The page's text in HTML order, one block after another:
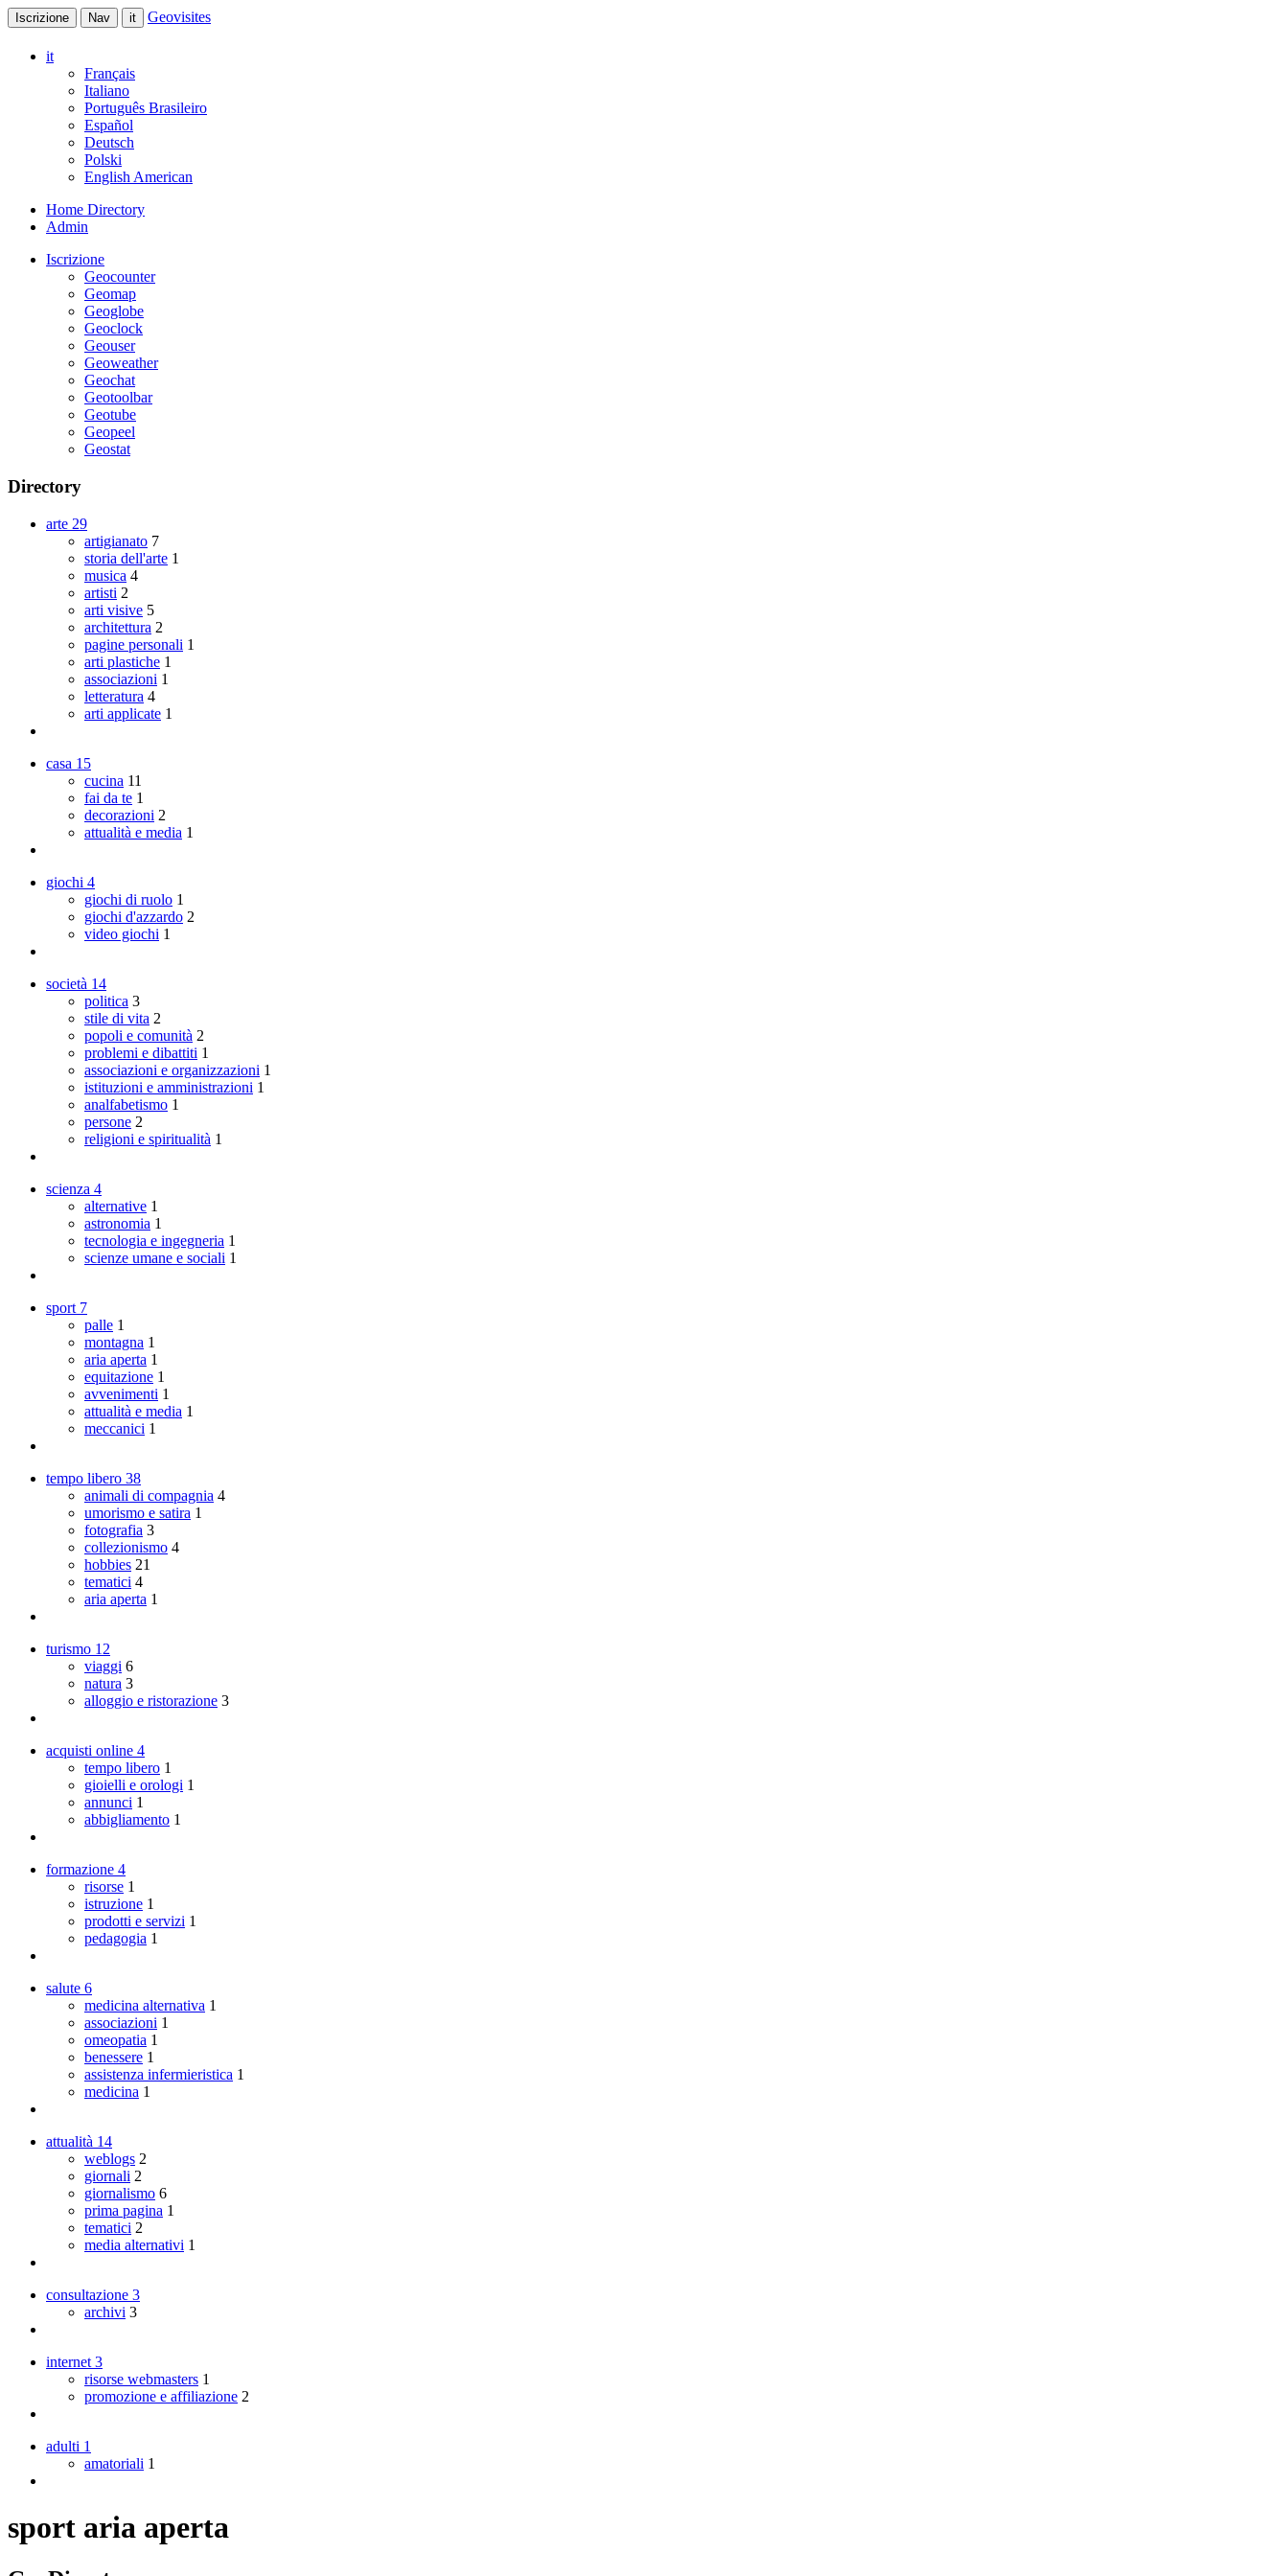
Iscrizione Nav it Geovisites
it
Français
Italiano
Português Brasileiro
Español
Deutsch
Polski
English American
Home Directory
Admin
Iscrizione
Geocounter
Geomap
Geoglobe
Geoclock
Geouser
Geoweather
Geochat
Geotoolbar
Geotube
Geopeel
Geostat
Directory
arte 29
artigianato 7
storia dell'arte 1
musica 4
artisti 2
arti visive 5
architettura 2
pagine personali 1
arti plastiche 1
associazioni 1
letteratura 4
arti applicate 1
casa 15
cucina 11
fai da te 1
decorazioni 2
attualità e media 1
giochi 4
giochi di ruolo 1
giochi d'azzardo 2
video giochi 1
società 14
politica 3
stile di vita 2
popoli e comunità 2
problemi e dibattiti 1
associazioni e organizzazioni 1
istituzioni e amministrazioni 1
analfabetismo 1
persone 2
religioni e spiritualità 1
scienza 4
alternative 1
astronomia 1
tecnologia e ingegneria 1
scienze umane e sociali 1
sport 7
palle 1
montagna 1
aria aperta 1
equitazione 1
avvenimenti 1
attualità e media 1
meccanici 1
tempo libero 38
animali di compagnia 4
umorismo e satira 1
fotografia 3
collezionismo 4
hobbies 21
tematici 4
aria aperta 1
turismo 12
viaggi 6
natura 3
alloggio e ristorazione 3
acquisti online 4
tempo libero 1
gioielli e orologi 1
annunci 1
abbigliamento 1
formazione 4
risorse 1
istruzione 1
prodotti e servizi 1
pedagogia 1
salute 6
medicina alternativa 1
associazioni 1
omeopatia 1
benessere 1
assistenza infermieristica 1
medicina 1
attualità 14
weblogs 2
giornali 2
giornalismo 6
prima pagina 1
tematici 2
media alternativi 1
consultazione 3
archivi 3
internet 3
risorse webmasters 1
promozione e affiliazione 2
adulti 1
amatoriali 1
sport aria aperta